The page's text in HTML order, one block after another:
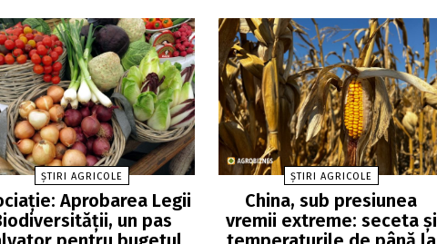
ȘTIRI AGRICOLE
Aprobarea Legii
un pas
ȘTIRI AGRICOLE
China, sub presiunea
vremii extreme: seceta și